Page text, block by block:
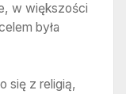
w większości
była
się z religią,